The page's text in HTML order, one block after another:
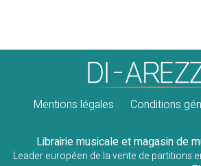
Mentions légales Conditions
Librairie musicale et magasin de
Leader européen de la vente de partitions